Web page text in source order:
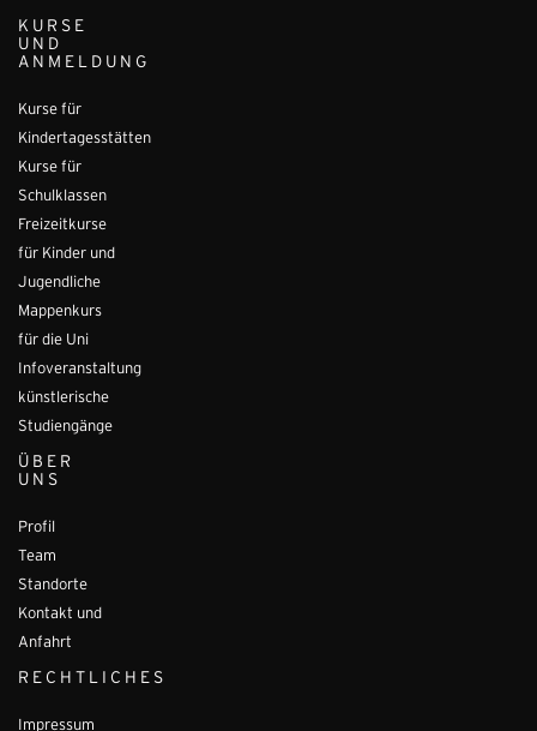
KURSE
UND
ANMELDUNG
Kurse für
Kindertagesstätten
Kurse für
Schulklassen
Freizeitkurse
für Kinder und
Jugendliche
Mappenkurs
für die Uni
Infoveranstaltung
künstlerische
Studiengänge
ÜBER
UNS
Profil
Team
Standorte
Kontakt und
Anfahrt
RECHTLICHES
Impressum